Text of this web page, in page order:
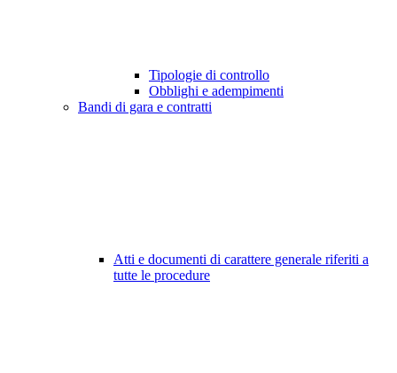
Tipologie di controllo
Obblighi e adempimenti
Bandi di gara e contratti
Atti e documenti di carattere generale riferiti a
tutte le procedure